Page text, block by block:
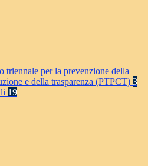
triennale per la prevenzione della
e della trasparenza (PTPCT) 3
19